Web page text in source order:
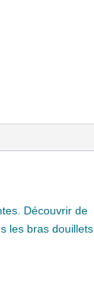
Découvrir de
les bras douillets